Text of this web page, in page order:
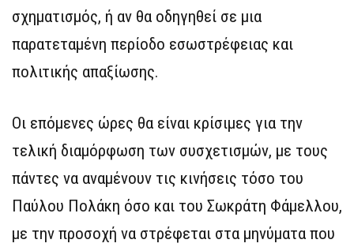
σχηματισμός, ή αν θα οδηγηθεί σε μια
παρατεταμένη περίοδο εσωστρέφειας και
πολιτικής απαξίωσης.
Οι επόμενες ώρες θα είναι κρίσιμες για την
τελική διαμόρφωση των συσχετισμών, με τους
πάντες να αναμένουν τις κινήσεις τόσο του
Παύλου Πολάκη όσο και του Σωκράτη Φάμελλου,
με την προσοχή να στρέφεται στα μηνύματα που